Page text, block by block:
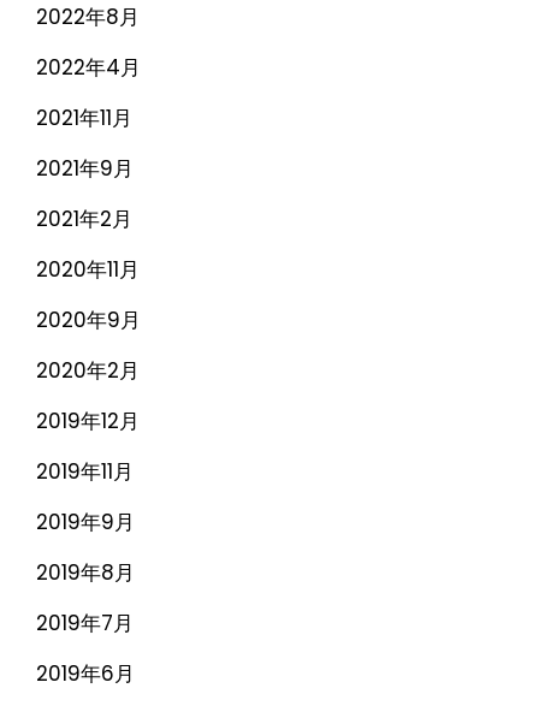
2022年8月
2022年4月
2021年11月
2021年9月
2021年2月
2020年11月
2020年9月
2020年2月
2019年12月
2019年11月
2019年9月
2019年8月
2019年7月
2019年6月